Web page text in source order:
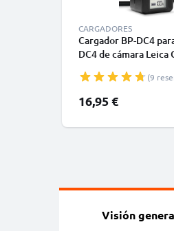
CARGADORES
Cargador BP-DC4
DC4 de cámara Leica
(9
16,95 €
Visión